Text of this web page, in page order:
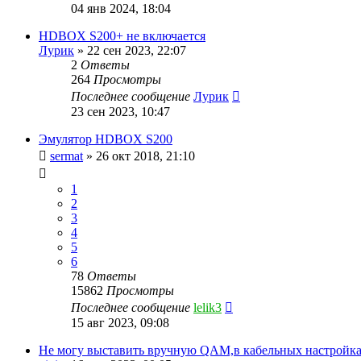
04 янв 2024, 18:04
HDBOX S200+ не включается
Лурик » 22 сен 2023, 22:07
2 Ответы
264 Просмотры
Последнее сообщение Лурик
23 сен 2023, 10:47
Эмулятор HDBOX S200
sermat » 26 окт 2018, 21:10
1
2
3
4
5
6
78 Ответы
15862 Просмотры
Последнее сообщение lelik3
15 авг 2023, 09:08
Не могу выставить вручную QAM,в кабельных